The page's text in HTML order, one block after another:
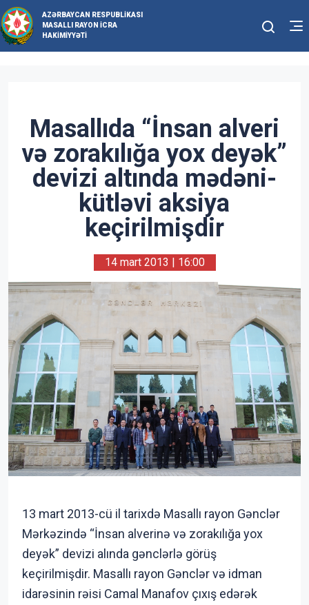
AZƏRBAYCAN RESPUBLIKASI
MASALLI RAYON İCRA
HAKIMIYYƏTI
Masallıda “İnsan alveri
və zorakılığa yox deyək”
devizi altında mədəni-
kütləvi aksiya
keçirilmişdir
14 mart 2013 | 16:00
13 mart 2013-cü il tarixdə Masallı rayon Gənclər
Mərkəzində “İnsan alverinə və zorakılığa yox
deyək” devizi alında gənclərlə görüş
keçirilmişdir. Masallı rayon Gənclər və idman
idarəsinin rəisi Camal Manafov çıxış edərək